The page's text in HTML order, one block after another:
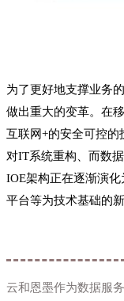
为了更好地支撑业务
做出重大的变革。在
互联网+的安全可控
对IT系统重构、而数
IOE架构正在逐渐演
平台等为技术基础的
云和恩墨作为数据服